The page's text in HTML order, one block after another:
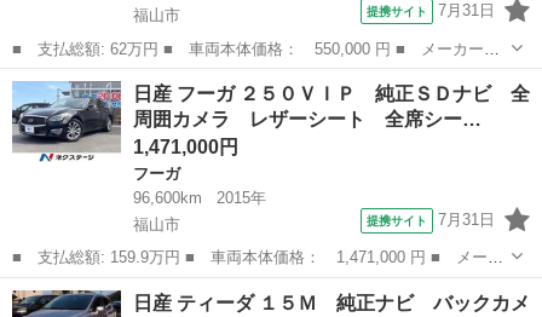
福山市
提携サイト 7月31日
■ 支払総額: 62万円 ■ 車両本体価格： 550,000 円 ■ メーカー
名： 日産 ■ 車種名： ＮＴ１００クリッパートラック ■ グレー
ド名： ＤＸ ２ＷＤ・５ＭＴ・純正ナビ・フルセグ・ブルートゥー
ス・ＥＴＣ・ＣＤ...
広島 福山市 その他
日産 フーガ ２５０ＶＩＰ 純正ＳＤナビ 全
周囲カメラ レザーシート 全席シー…
1,471,000円
フーガ
96,600km
2015年
福山市
提携サイト 7月31日
■ 支払総額: 159.9万円 ■ 車両本体価格： 1,471,000 円 ■ メーカ
ー名： 日産 ■ 車種名： フーガ ■ グレード名： ２５０ＶＩ
Ｐ 純正ＳＤナビ 全周囲カメラ レザーシート 全席シートヒータ
広島 福山市 フーガ
日産 ティーダ １５Ｍ 純正ナビ バックカメ